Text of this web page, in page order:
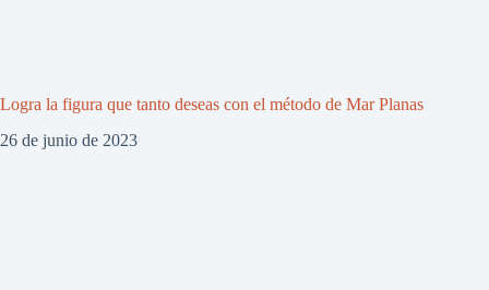
Logra la figura que tanto deseas con el método de Mar Planas
26 de junio de 2023